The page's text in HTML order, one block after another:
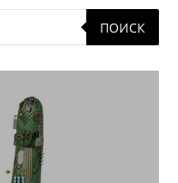
ПОИСК